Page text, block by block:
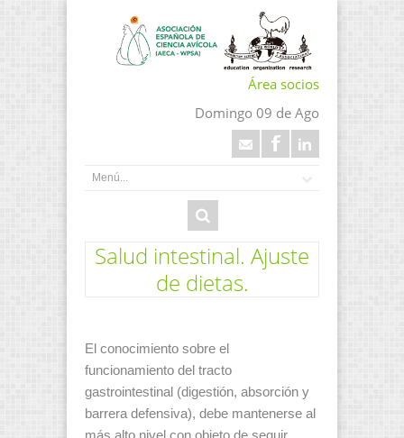
Área socios
Domingo 09 de Ago
Salud intestinal. Ajuste
de dietas.
El conocimiento sobre el
funcionamiento del tracto
gastrointestinal (digestión, absorción y
barrera defensiva), debe mantenerse al